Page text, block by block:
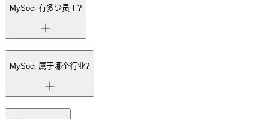
MySoci 有多少员工?
MySoci 属于哪个行业?